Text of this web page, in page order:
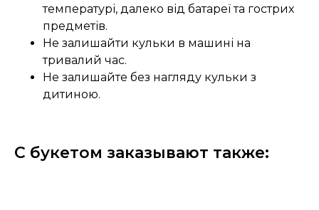
температурі, далеко від батареї та гострих
предметів.
Не залишайти кульки в машині на
тривалий час.
Не залишайте без нагляду кульки з
дитиною.
С букетом заказывают также: